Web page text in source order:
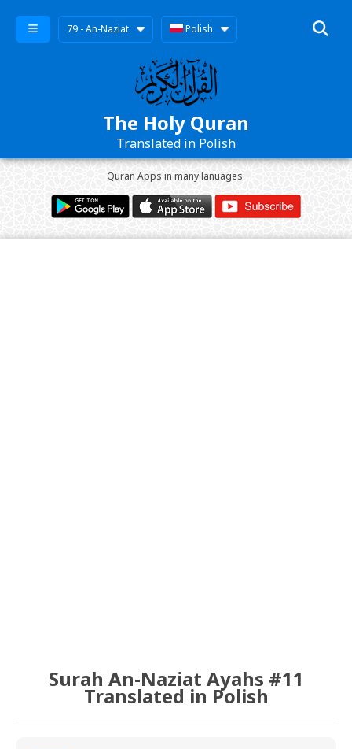
79 - An-Naziat Polish
The Holy Quran
Translated in Polish
Quran Apps in many lanuages:
Surah An-Naziat Ayahs #11
Translated in Polish